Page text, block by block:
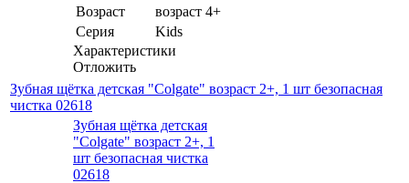
Возраст
возраст 4+
Серия
Kids
Характеристики
Отложить
Зубная щётка детская "Colgate" возраст 2+, 1 шт безопасная
чистка 02618
Зубная щётка детская
"Colgate" возраст 2+, 1
шт безопасная чистка
02618